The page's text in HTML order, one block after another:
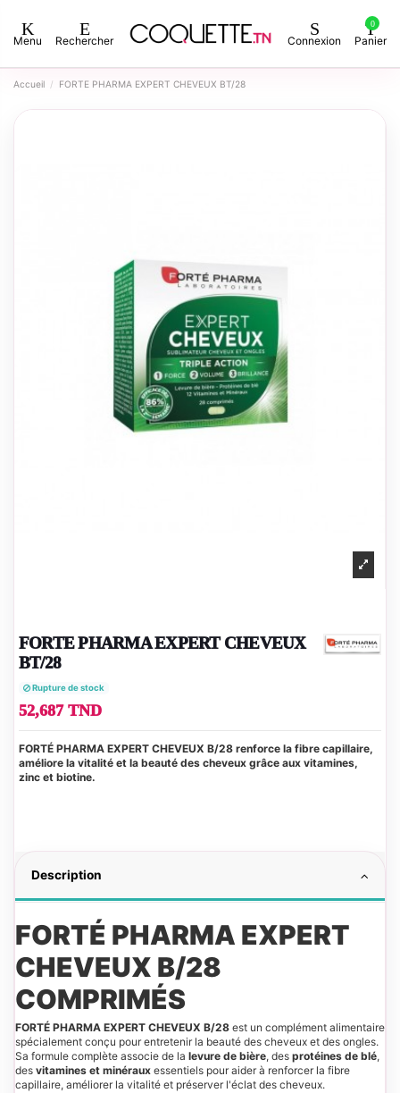
Menu Rechercher Connexion
0
Panier
Accueil FORTE PHARMA EXPERT CHEVEUX BT/28
FORTE PHARMA EXPERT CHEVEUX
BT/28
Rupture de stock
52,687 TND
FORTÉ PHARMA EXPERT CHEVEUX B/28 renforce la fibre capillaire,
améliore la vitalité et la beauté des cheveux grâce aux vitamines,
zinc et biotine.
Description
FORTÉ PHARMA EXPERT
CHEVEUX B/28
COMPRIMÉS
FORTÉ PHARMA EXPERT CHEVEUX B/28 est un complément alimentaire
spécialement conçu pour entretenir la beauté des cheveux et des ongles.
Sa formule complète associe de la levure de bière, des protéines de blé,
des vitamines et minéraux essentiels pour aider à renforcer la fibre
capillaire, améliorer la vitalité et préserver l'éclat des cheveux.